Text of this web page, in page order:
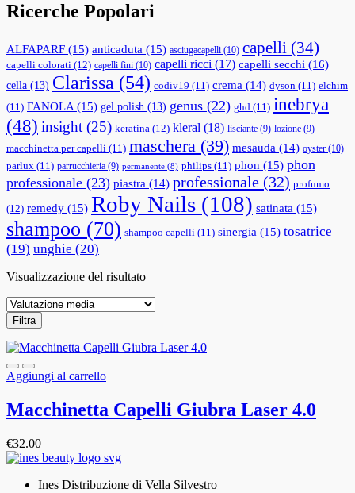
Ricerche Popolari
ALFAPARF (15) anticaduta (15) asciugacapelli (10) capelli (34)
capelli colorati (12) capelli fini (10) capelli ricci (17) capelli secchi (16)
cella (13) Clarissa (54) codiv19 (11) crema (14) dyson (11) elchim
(11) FANOLA (15) gel polish (13) genus (22) ghd (11) inebrya
(48) insight (25) keratina (12) kleral (18) lisciante (9) lozione (9)
macchinetta per capelli (11) maschera (39) mesauda (14) oyster (10)
parlux (11) parrucchieria (9) permanente (8) philips (11) phon (15) phon
professionale (23) piastra (14) professionale (32) profumo
(12) remedy (15) Roby Nails (108) satinata (15)
shampoo (70) shampoo capelli (11) sinergia (15) tosatrice
(19) unghie (20)
Visualizzazione del risultato
Filtra
Aggiungi al carrello
Macchinetta Capelli Giubra Laser 4.0
€32.00
Ines Distribuzione di Vella Silvestro